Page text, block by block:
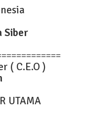
Siber
( C.E.O )
UTAMA